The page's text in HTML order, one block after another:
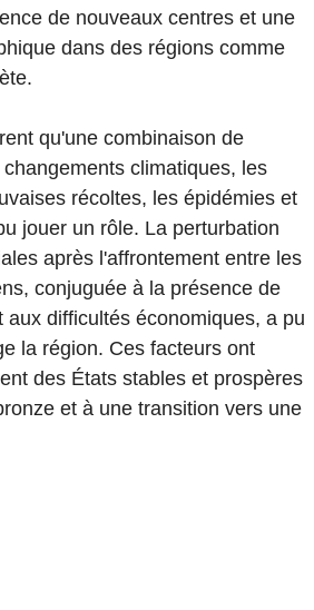
de nouveaux centres et une
dans des régions comme
qu'une combinaison de
climatiques, les
récoltes, les épidémies et
jouer un rôle. La perturbation
après l'affrontement entre les
conjuguée à la présence de
aux difficultés économiques, a pu
la région. Ces facteurs ont
des États stables et prospères
et à une transition vers une